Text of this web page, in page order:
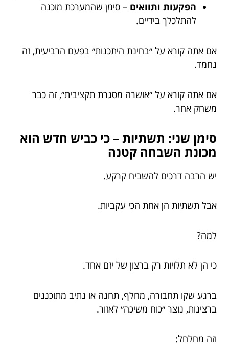
הפקעות ותוואים – סימן שהמערכת מוכנה
להתלכלך בידיים.
אם אתה קורא על ״בחינת היתכנות״ בפעם הרביעית, זה
נחמד.
אם אתה קורא על ״אושרה מסגרת תקציבית״, זה כבר
משחק אחר.
סימן שני: תשתיות – כי כביש חדש הוא
מכונת השבחה קטנה
יש הרבה דרכים להשביח קרקע.
אבל תשתיות הן אחת הכי עקביות.
למה?
כי הן לא תלויות רק ברצון של יזם אחד.
ברגע שקו תחבורה, מחלף, תחנה או נתיב מתוכננים
ברצינות, נוצר ״כוח משיכה״ לאזור.
וזה מחלחל: